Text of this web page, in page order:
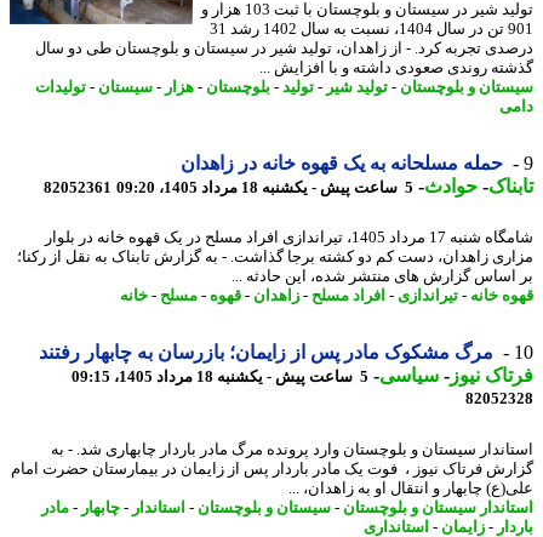
تولید شیر در سیستان و بلوچستان با ثبت 103 هزار و
901 تن در سال 1404، نسبت به سال 1402 رشد 31
تجربه کرد. - از زاهدان، تولید شیر در سیستان و بلوچستان طی دو سال
روندی صعودی داشته و با افزایش ...
و بلوچستان-تولید شیر -تولید-بلوچستان-هزار - سیستان-تولیدات
حمله مسلحانه به یک قهوه خانه در زاهدان
-حوادث -5 ساعت پیش - یکشنبه 18 مرداد 1405، 09:20 82052361
شامگاه شنبه 17 مرداد 1405، تیراندازی افراد مسلح در یک قهوه خانه در بلوار
زاهدان، دست کم دو کشته برجا گذاشت. - به گزارش تابناک به نقل از رکنا؛
گزارش های منتشر شده، این حادثه ...
خانه -تیراندازی- افراد مسلح-زاهدان- قهوه-مسلح-خانه
مرگ مشکوک مادر پس از زایمان؛ بازرسان به چابهار رفتند
نیوز-سیاسی-5 ساعت پیش - یکشنبه 18 مرداد 1405، 09:15
سیستان و بلوچستان وارد پرونده مرگ مادر باردار چابهاری شد. - به
فرتاک نیوز ، فوت یک مادر باردار پس از زایمان در بیمارستان حضرت امام
چابهار و انتقال او به زاهدان، ...
سیستان و بلوچستان-سیستان و بلوچستان-استاندار-چابهار-مادر
-زایمان-استانداری